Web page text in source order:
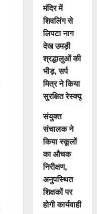
मंदिर में
शिवलिंग से
लिपटा नाग
देख उमड़ी
श्रद्धालुओं की
भीड़, सर्प
मित्र ने किया
सुरक्षित रेस्क्यू
संयुक्त
संचालक ने
किया स्कूलों
का औचक
निरीक्षण,
अनुपस्थित
शिक्षकों पर
होगी कार्यवाही